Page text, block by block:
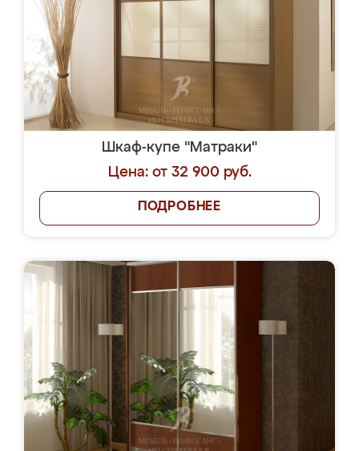
Шкаф-купе "Матраки"
Цена: от 32 900 руб.
ПОДРОБНЕЕ